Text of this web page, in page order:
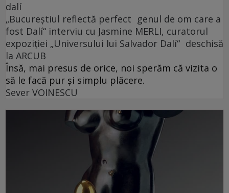
dalí
„Bucureștiul reflectă perfect genul de om care a
fost Dalí“ interviu cu Jasmine MERLI, curatorul
expoziției „Universului lui Salvador Dalí“ deschisă
la ARCUB
Însă, mai presus de orice, noi sperăm că vizita o
să le facă pur și simplu plăcere.
Sever VOINESCU